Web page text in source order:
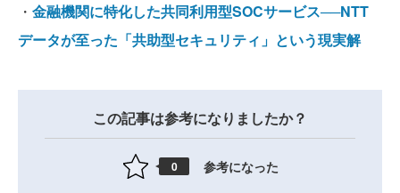
・ 金融機関に特化した共同利用型SOCサービス──NTT
データが至った「共助型セキュリティ」という現実解
この記事は参考になりましたか？
0 参考になった